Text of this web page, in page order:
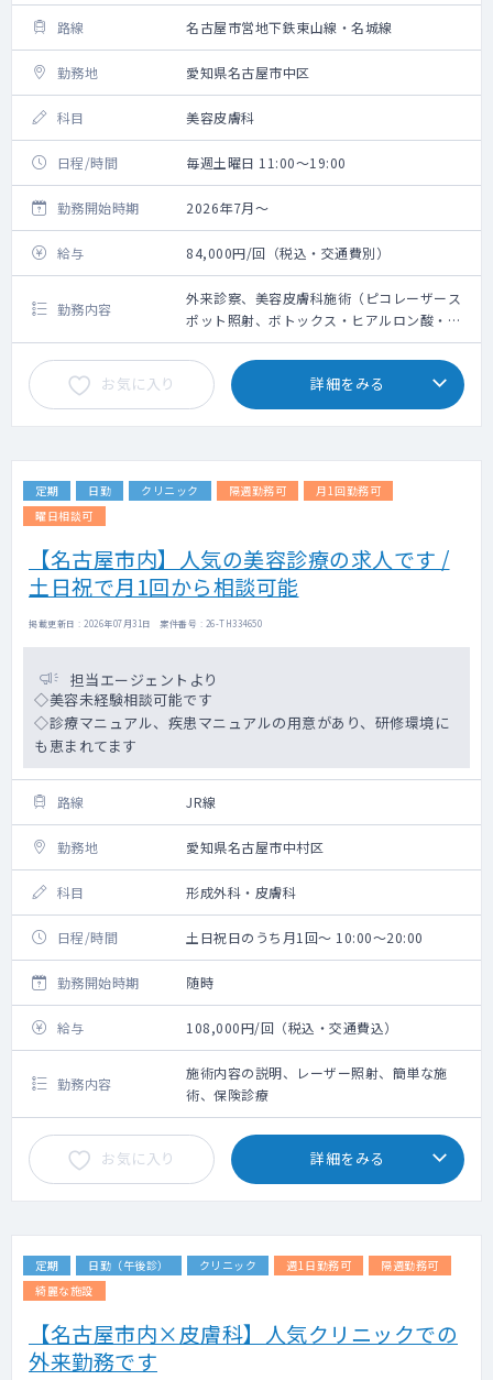
路線 名古屋市営地下鉄東山線・名城線
勤務地 愛知県名古屋市中区
科目 美容皮膚科
日程/時間 毎週土曜日 11:00～19:00
勤務開始時期 2026年7月～
給与 84,000円/回（税込・交通費別）
勤務内容
外来診察、美容皮膚科施術（ピコレーザース
ポット照射、ボトックス・ヒアルロン酸・脂
肪溶解注射等）、オンライン診察
お気に入り 詳細をみる
定期 日勤 クリニック 隔週勤務可
月1回勤務可
曜日相談可
【名古屋市内】人気の美容診療の求人です /
土日祝で月1回から相談可能
掲載更新日 : 2026年07月31日 案件番号 : 26-TH334650
担当エージェントより
◇美容未経験相談可能です
◇診療マニュアル、疾患マニュアルの用意があり、研修環境に
も恵まれてます
路線 JR線
勤務地 愛知県名古屋市中村区
科目 形成外科・皮膚科
日程/時間 土日祝日のうち月1回～ 10:00～20:00
勤務開始時期 随時
給与 108,000円/回（税込・交通費込）
勤務内容
施術内容の説明、レーザー照射、簡単な施
術、保険診療
お気に入り 詳細をみる
定期 日勤（午後診） クリニック 週1日勤務可
隔週勤務可
綺麗な施設
【名古屋市内×皮膚科】人気クリニックでの
外来勤務です